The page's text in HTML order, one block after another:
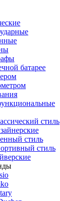
батарее
стиль
стиль
стиль